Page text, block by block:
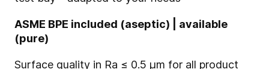
ASME BPE included (aseptic) | available
(pure)
Surface quality in Ra ≤ 0.5 μm for all product